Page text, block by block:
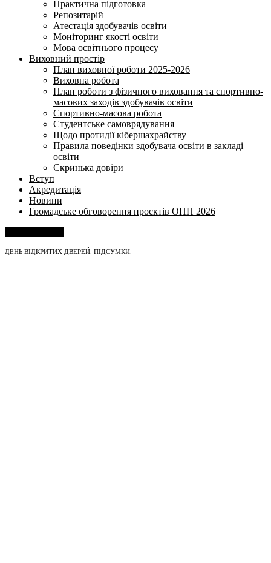
Практична підготовка
Репозитарій
Атестація здобувачів освіти
Моніторинг якості освіти
Мова освітнього процесу
Виховний простір
План виховної роботи 2025-2026
Виховна робота
План роботи з фізичного виховання та спортивно-
масових заходів здобувачів освіти
Спортивно-масова робота
Студентське самоврядування
Щодо протидії кібершахрайству
Правила поведінки здобувача освіти в закладі
освіти
Скринька довіри
Вступ
Акредитація
Новини
Громадське обговорення проєктів ОПП 2026
ДЕНЬ ВІДКРИТИХ ДВЕРЕЙ. ПІДСУМКИ.